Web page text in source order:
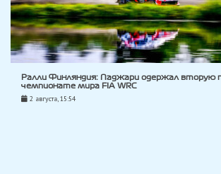
Ралли Финляндия: Паджари одержал вторую
чемпионате мира FIA WRC
2 августа, 15:54